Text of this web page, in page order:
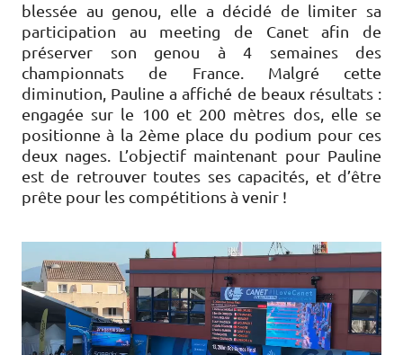
blessée au genou, elle a décidé de limiter sa
participation au meeting de Canet afin de
préserver son genou à 4 semaines des
championnats de France. Malgré cette
diminution, Pauline a affiché de beaux résultats :
engagée sur le 100 et 200 mètres dos, elle se
positionne à la 2ème place du podium pour ces
deux nages. L’objectif maintenant pour Pauline
est de retrouver toutes ses capacités, et d’être
prête pour les compétitions à venir !